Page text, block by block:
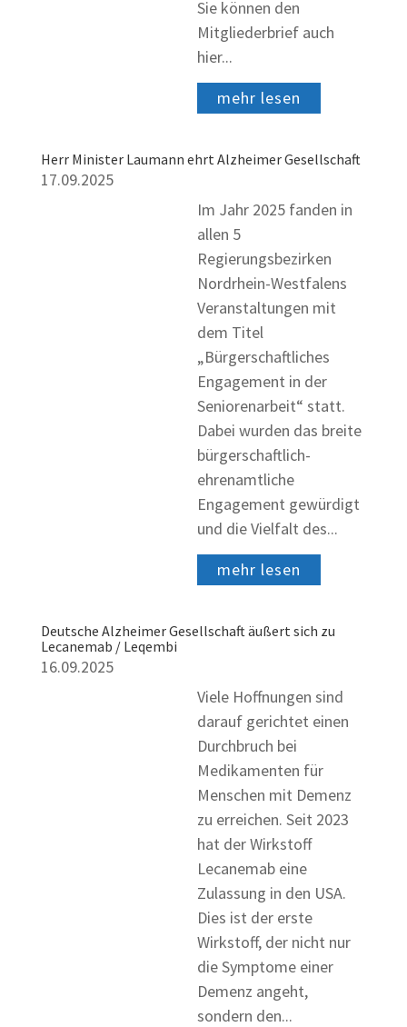
Sie können den
Mitgliederbrief auch
hier...
mehr lesen
Herr Minister Laumann ehrt Alzheimer Gesellschaft
17.09.2025
Im Jahr 2025 fanden in
allen 5
Regierungsbezirken
Nordrhein-Westfalens
Veranstaltungen mit
dem Titel
„Bürgerschaftliches
Engagement in der
Seniorenarbeit“ statt.
Dabei wurden das breite
bürgerschaftlich-
ehrenamtliche
Engagement gewürdigt
und die Vielfalt des...
mehr lesen
Deutsche Alzheimer Gesellschaft äußert sich zu
Lecanemab / Leqembi
16.09.2025
Viele Hoffnungen sind
darauf gerichtet einen
Durchbruch bei
Medikamenten für
Menschen mit Demenz
zu erreichen. Seit 2023
hat der Wirkstoff
Lecanemab eine
Zulassung in den USA.
Dies ist der erste
Wirkstoff, der nicht nur
die Symptome einer
Demenz angeht,
sondern den...